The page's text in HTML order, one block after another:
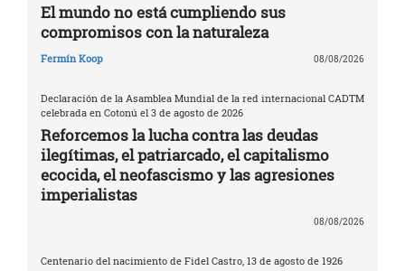
El mundo no está cumpliendo sus
compromisos con la naturaleza
Fermín Koop 08/08/2026
Declaración de la Asamblea Mundial de la red internacional CADTM
celebrada en Cotonú el 3 de agosto de 2026
Reforcemos la lucha contra las deudas
ilegítimas, el patriarcado, el capitalismo
ecocida, el neofascismo y las agresiones
imperialistas
08/08/2026
Centenario del nacimiento de Fidel Castro, 13 de agosto de 1926